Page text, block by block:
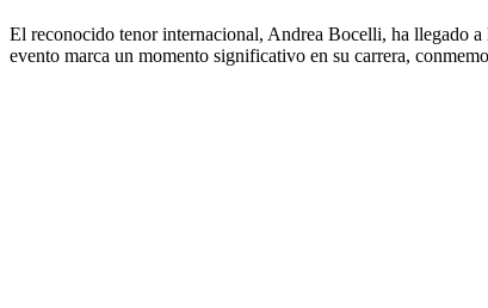
El reconocido tenor internacional, Andrea Bocelli, ha llegado
evento marca un momento significativo en su carrera,